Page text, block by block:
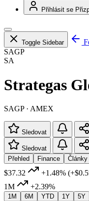
Přihlásit se
Toggle Sidebar
SAGP
SA
Strategas
SAGP · AMEX
Sledovat
Sledovat
Přehled
Finance Články
$37.32 +1.48%
1M
+2.39%
1M 6M YTD 1Y 5Y